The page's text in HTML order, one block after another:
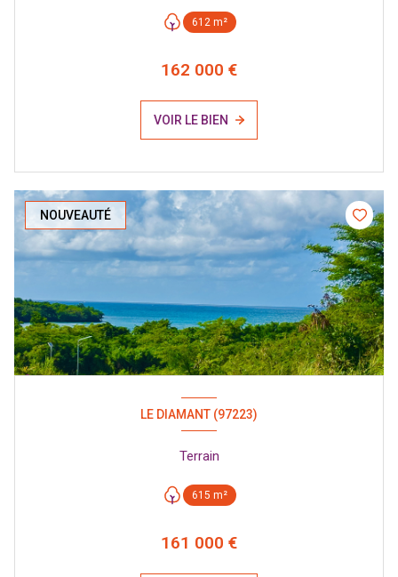
612 m²
162 000 €
VOIR LE BIEN
NOUVEAUTÉ
LE DIAMANT (97223)
Terrain
615 m²
161 000 €